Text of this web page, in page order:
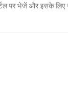
पर भेजें और इसके लिए